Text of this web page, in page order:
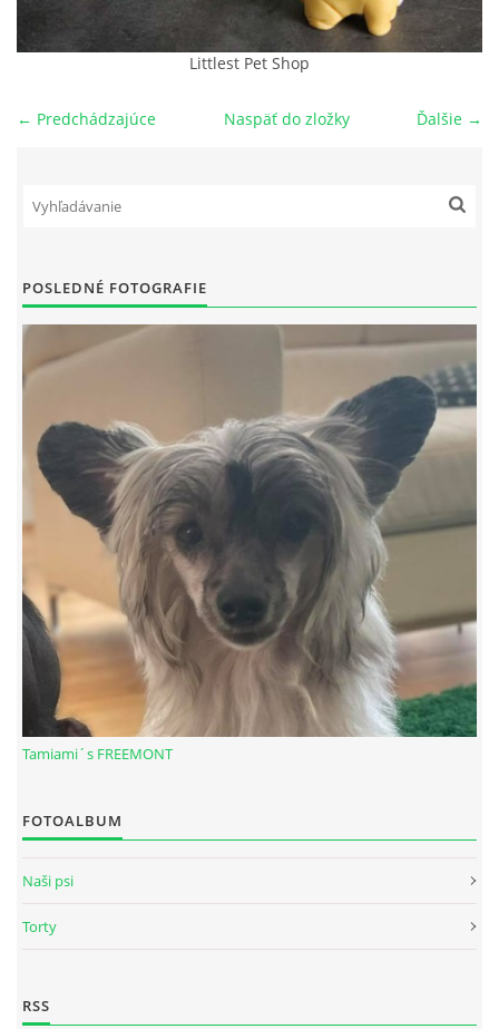
Z TEÓRIE
KONTAKT
© 2026 eStránky.sk|RSS
Littlest Pet Shop
← Predchádzajúce Ďalšie →
Naspäť do zložky
POSLEDNÉ FOTOGRAFIE
Tamiami´s FREEMONT
FOTOALBUM
Naši psi
Torty
RSS